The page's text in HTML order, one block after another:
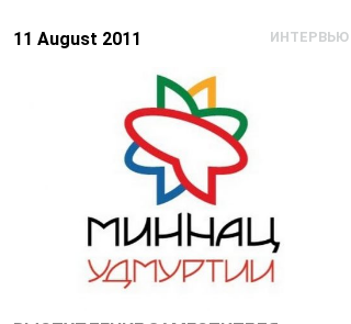
11 August 2011 ИНТЕРВЬЮ